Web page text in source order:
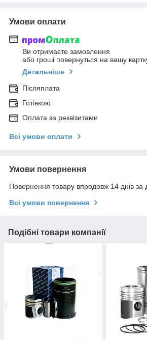
Умови оплати
Ви отримаєте замовлення
або гроші повернуться на вашу
Детальніше
Післяплата
Готівкою
Оплата за реквізитами
Всі умови оплати
Умови повернення
Повернення товару впродовж 14 днів за
Всі умови повернення
Подібні товари компанії